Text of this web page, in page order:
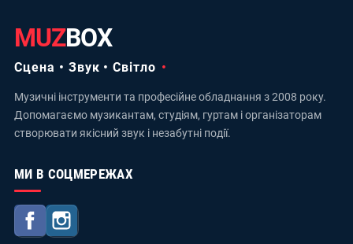
MUZBOX
Сцена • Звук • Світло
Музичні інструменти та професійне обладнання з 2008 року.
Допомагаємо музикантам, студіям, гуртам і організаторам
створювати якісний звук і незабутні події.
МИ В СОЦМЕРЕЖАХ
Facebook